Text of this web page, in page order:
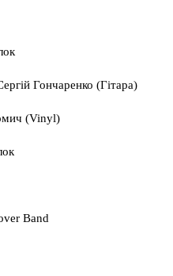
Гончаренко (Гітара)
(Vinyl)
Band